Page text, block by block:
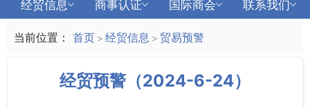
经贸信息
商事认证 国际商会 联系我们
当前位置： 首页 > 经贸信息 > 贸易预警
经贸预警（2024-6-24）